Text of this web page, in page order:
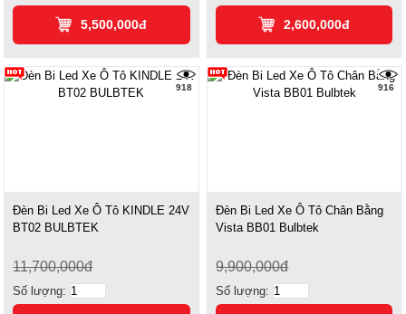
5,500,000đ 2,600,000đ
918
Đèn Bi Led Xe Ô Tô KINDLE 24V
BT02 BULBTEK
11,700,000đ
Số lượng:
916
Đèn Bi Led Xe Ô Tô Chân Bằng
Vista BB01 Bulbtek
9,900,000đ
Số lượng: